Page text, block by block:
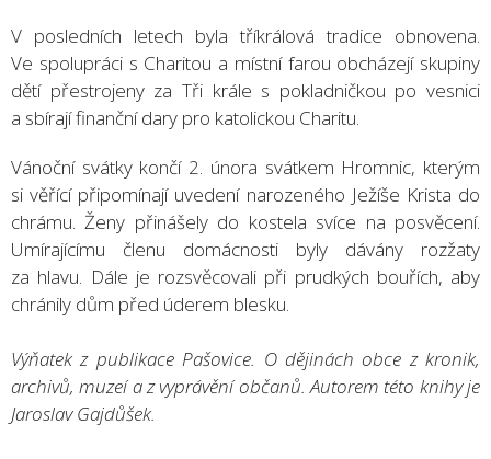
V posledních letech byla tříkrálová tradice obnovena.
Ve spolupráci s Charitou a místní farou obcházejí skupiny
dětí přestrojeny za Tři krále s pokladničkou po vesnici
a sbírají finanční dary pro katolickou Charitu.
Vánoční svátky končí 2. února svátkem Hromnic, kterým
si věřící připomínají uvedení narozeného Ježíše Krista do
chrámu. Ženy přinášely do kostela svíce na posvěcení.
Umírajícímu členu domácnosti byly dávány rozžaty
za hlavu. Dále je rozsvěcovali při prudkých bouřích, aby
chránily dům před úderem blesku.
Výňatek z publikace Pašovice. O dějinách obce z kronik,
archivů, muzeí a z vyprávění občanů. Autorem této knihy je
Jaroslav Gajdůšek.